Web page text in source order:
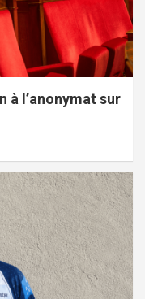
à l’anonymat sur